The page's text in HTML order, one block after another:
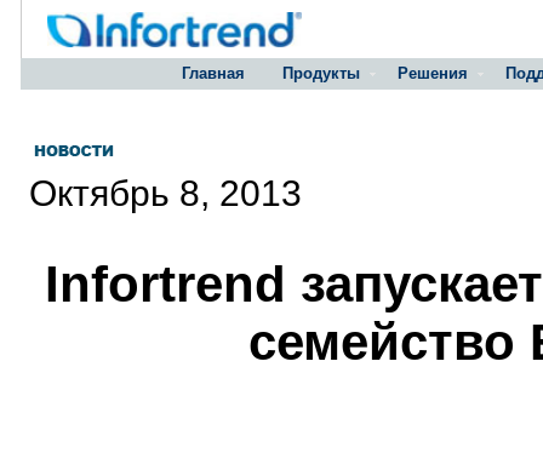
Главная Продукты Решения
Октябрь 8, 2013
Infortrend
семейство